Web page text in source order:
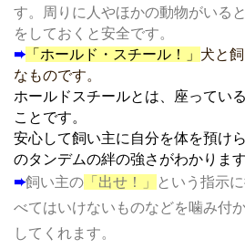
す。周りに人やほかの動物がいる
をしておくと安全です。
➨ 「ホールド・スチール！」 犬と
なものです。
ホールドスチールとは、座ってい
ことです。
安心して飼い主に自分を体を預け
のタンデムの絆の強さがわかります
➨飼い主の 「出せ！」
という指示
べてはいけないものなどを噛み付
してくれます。